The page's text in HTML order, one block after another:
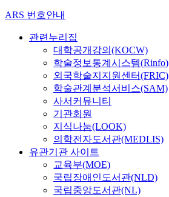
ARS 번호안내
관련누리집
대학공개강의(KOCW)
학술정보통계시스템(Rinfo)
외국학술지지원센터(FRIC)
학술관계분석서비스(SAM)
사서커뮤니티
기관회원
지식나눔(LOOK)
의학전자도서관(MEDLIS)
유관기관 사이트
교육부(MOE)
국립장애인도서관(NLD)
국립중앙도서관(NL)